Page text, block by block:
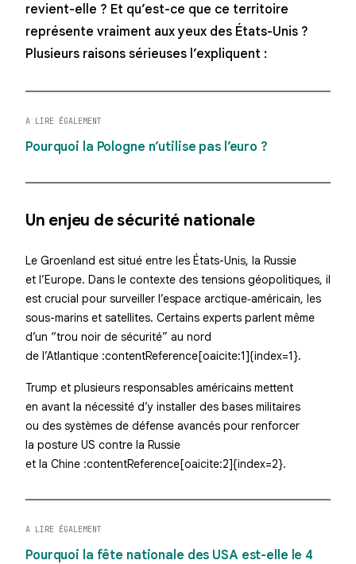
revient-elle ? Et qu’est-ce que ce territoire
représente vraiment aux yeux des États-Unis ?
Plusieurs raisons sérieuses l’expliquent :
A LIRE ÉGALEMENT
Pourquoi la Pologne n’utilise pas l’euro ?
Un enjeu de sécurité nationale
Le Groenland est situé entre les États-Unis, la Russie
et l’Europe. Dans le contexte des tensions géopolitiques, il
est crucial pour surveiller l’espace arctique‑américain, les
sous-marins et satellites. Certains experts parlent même
d’un “trou noir de sécurité” au nord
de l’Atlantique :contentReference[oaicite:1]{index=1}.
Trump et plusieurs responsables américains mettent
en avant la nécessité d’y installer des bases militaires
ou des systèmes de défense avancés pour renforcer
la posture US contre la Russie
et la Chine :contentReference[oaicite:2]{index=2}.
A LIRE ÉGALEMENT
Pourquoi la fête nationale des USA est-elle le 4